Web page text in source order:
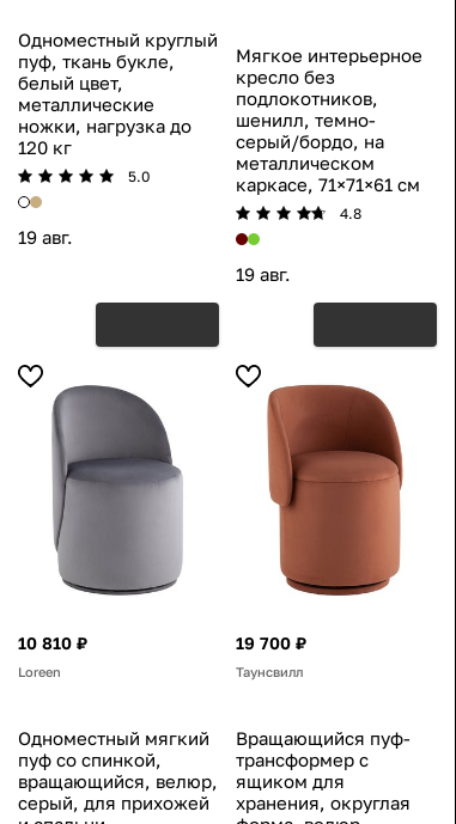
Одноместный круглый
пуф, ткань букле,
белый цвет,
металлические
ножки, нагрузка до
120 кг
5.0
19 авг.
Мягкое интерьерное
кресло без
подлокотников,
шенилл, темно-
серый/бордо, на
металлическом
каркасе, 71×71×61 см
4.8
19 авг.
10 810 ₽
Loreen
Одноместный мягкий
пуф со спинкой,
вращающийся, велюр,
серый, для прихожей
19 700 ₽
Таунсвилл
Вращающийся пуф-
трансформер с
ящиком для
хранения, округлая